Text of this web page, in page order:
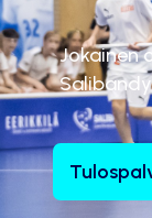
Jokainen